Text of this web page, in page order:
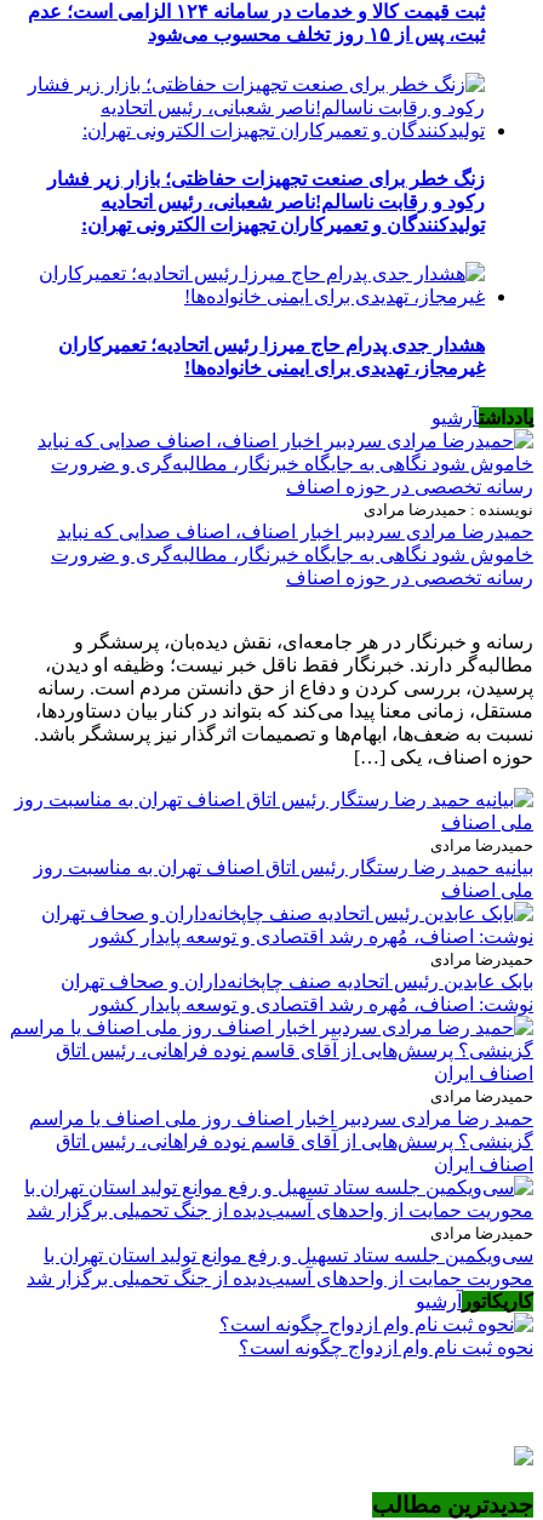
ثبت قیمت کالا و خدمات در سامانه ۱۲۴ الزامی است؛ عدم
ثبت، پس از ۱۵ روز تخلف محسوب می‌شود
زنگ خطر برای صنعت تجهیزات حفاظتی؛ بازار زیر فشار
رکود و رقابت ناسالم!ناصر شعبانی، رئیس اتحادیه
تولیدکنندگان و تعمیرکاران تجهیزات الکترونی تهران:
هشدار جدی پدرام حاج میرزا رئیس اتحادیه؛ تعمیرکاران
غیرمجاز، تهدیدی برای ایمنی خانواده‌ها!
یادداشتآرشیو
نویسنده : حمیدرضا مرادی
حمیدرضا مرادی سردبیر اخبار اصناف، اصناف صدایی که نباید
خاموش شود نگاهی به جایگاه خبرنگار، مطالبه‌گری و ضرورت
رسانه تخصصی در حوزه اصناف
رسانه و خبرنگار در هر جامعه‌ای، نقش دیده‌بان، پرسشگر و
مطالبه‌گر دارند. خبرنگار فقط ناقل خبر نیست؛ وظیفه او دیدن،
پرسیدن، بررسی کردن و دفاع از حق دانستن مردم است. رسانه
مستقل، زمانی معنا پیدا می‌کند که بتواند در کنار بیان دستاوردها،
نسبت به ضعف‌ها، ابهام‌ها و تصمیمات اثرگذار نیز پرسشگر باشد.
حوزه اصناف، یکی […]
حمیدرضا مرادی
بیانیه حمید رضا رستگار رئیس اتاق اصناف تهران به مناسبت روز
ملی اصناف
حمیدرضا مرادی
بابک عابدین رئیس اتحادیه صنف چاپخانه‌داران و صحاف تهران
نوشت: اصناف، مُهره رشد اقتصادی و توسعه پایدار کشور
حمیدرضا مرادی
حمید رضا مرادی سردبیر اخبار اصناف روز ملی اصناف یا مراسم
گزینشی؟ پرسش‌هایی از آقای قاسم نوده فراهانی، رئیس اتاق
اصناف ایران
حمیدرضا مرادی
سی‌ویکمین جلسه ستاد تسهیل و رفع موانع تولید استان تهران با
محوریت حمایت از واحدهای آسیب‌دیده از جنگ تحمیلی برگزار شد
کاریکاتور آرشیو
نحوه ثبت نام وام ازدواج چگونه است؟
جدیدترین مطالب